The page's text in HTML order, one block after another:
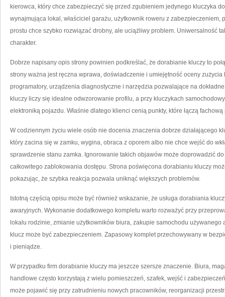
kierowca, który chce zabezpieczyć się przed zgubieniem jedynego kluczyka
wynajmująca lokal, właściciel garażu, użytkownik roweru z zabezpieczeniem,
prostu chce szybko rozwiązać drobny, ale uciążliwy problem. Uniwersalność
charakter.
Dobrze napisany opis strony powinien podkreślać, że dorabianie kluczy to
strony ważna jest ręczna wprawa, doświadczenie i umiejętność oceny
programatory, urządzenia diagnostyczne i narzędzia pozwalające na
kluczy liczy się idealne odwzorowanie profilu, a przy kluczykach
elektroniką pojazdu. Właśnie dlatego klienci cenią punkty, które łączą fachową
W codziennym życiu wiele osób nie docenia znaczenia dobrze działającego
który zacina się w zamku, wygina, obraca z oporem albo nie chce wejść do
sprawdzenie stanu zamka. Ignorowanie takich objawów może doprowadzić
całkowitego zablokowania dostępu. Strona poświęcona dorabianiu kluczy
pokazując, że szybka reakcja pozwala uniknąć większych problemów.
Istotną częścią opisu może być również wskazanie, że usługa dorabiania
awaryjnych. Wykonanie dodatkowego kompletu warto rozważyć przy
lokalu rodzinie, zmianie użytkowników biura, zakupie samochodu
klucz może być zabezpieczeniem. Zapasowy komplet przechowywany w
i pieniądze.
W przypadku firm dorabianie kluczy ma jeszcze szersze znaczenie. Biura,
handlowe często korzystają z wielu pomieszczeń, szafek, wejść i
może pojawić się przy zatrudnieniu nowych pracowników, reorganizacji